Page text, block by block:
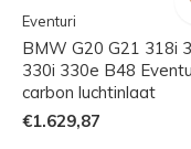
Eventuri
BMW G20 G21 318i
330i 330e B48
carbon luchtinlaat
€1.629,87